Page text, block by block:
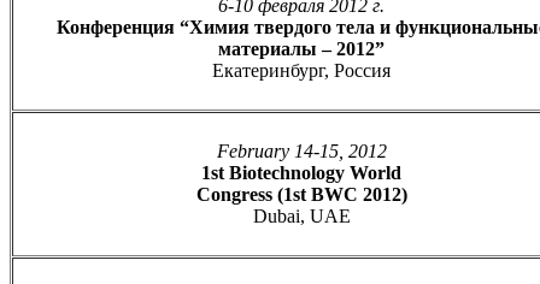
6-10 февраля 2012 г.
Конференция “Химия твердого тела и
материалы – 2012”
Екатеринбург, Россия
February 14-15, 2012
1st Biotechnology World
Congress (1st BWC 2012)
Dubai, UAE